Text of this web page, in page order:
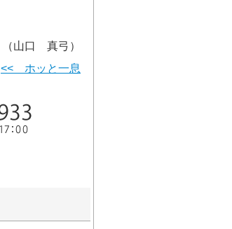
（山口 真弓）
<< ホッと一息